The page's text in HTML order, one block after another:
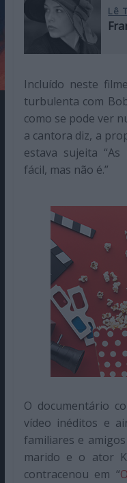
Lê
Incluído neste
turbulenta com
como se pode ver
a cantora diz, a
estava sujeita
fácil, mas não é.”
O documentário
vídeo inéditos e
familiares e
marido e o ator
contracenou em “